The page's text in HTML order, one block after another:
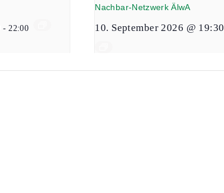
- 22:00
Nachbar-Netzwerk ÄlwA
10. September 2026 @ 19:30